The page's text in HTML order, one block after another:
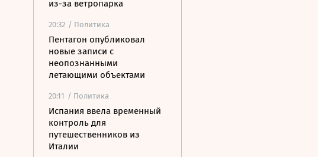
из-за ветропарка
20:32 / Политика
Пентагон опубликовал
новые записи с
неопознанными
летающими объектами
20:11 / Политика
Испания ввела временный
контроль для
путешественников из
Италии